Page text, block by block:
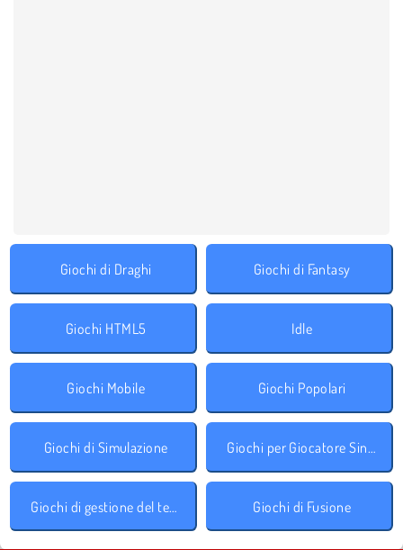
Giochi di Draghi Giochi di Fantasy
Giochi HTML5 Idle
Giochi Mobile Giochi Popolari
Giochi di Simulazione Giochi per Giocatore Singolo
Giochi di gestione del tempo Giochi di Fusione